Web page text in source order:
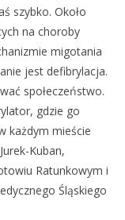
szybko. Około
na choroby
migotania
jest defibrylacja.
społeczeństwo.
gdzie go
każdym mieście
Kuban,
Ratunkowym i
Śląskiego